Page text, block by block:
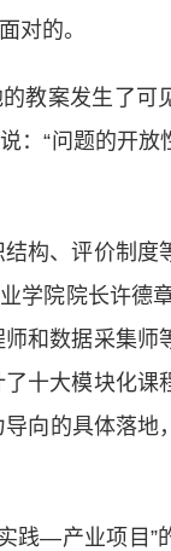
对的。
教案发生了可
：“问题的开放
构、评价制度
学院院长许德
和数据采集师
十大模块化课
向的具体落地
—产业项目”